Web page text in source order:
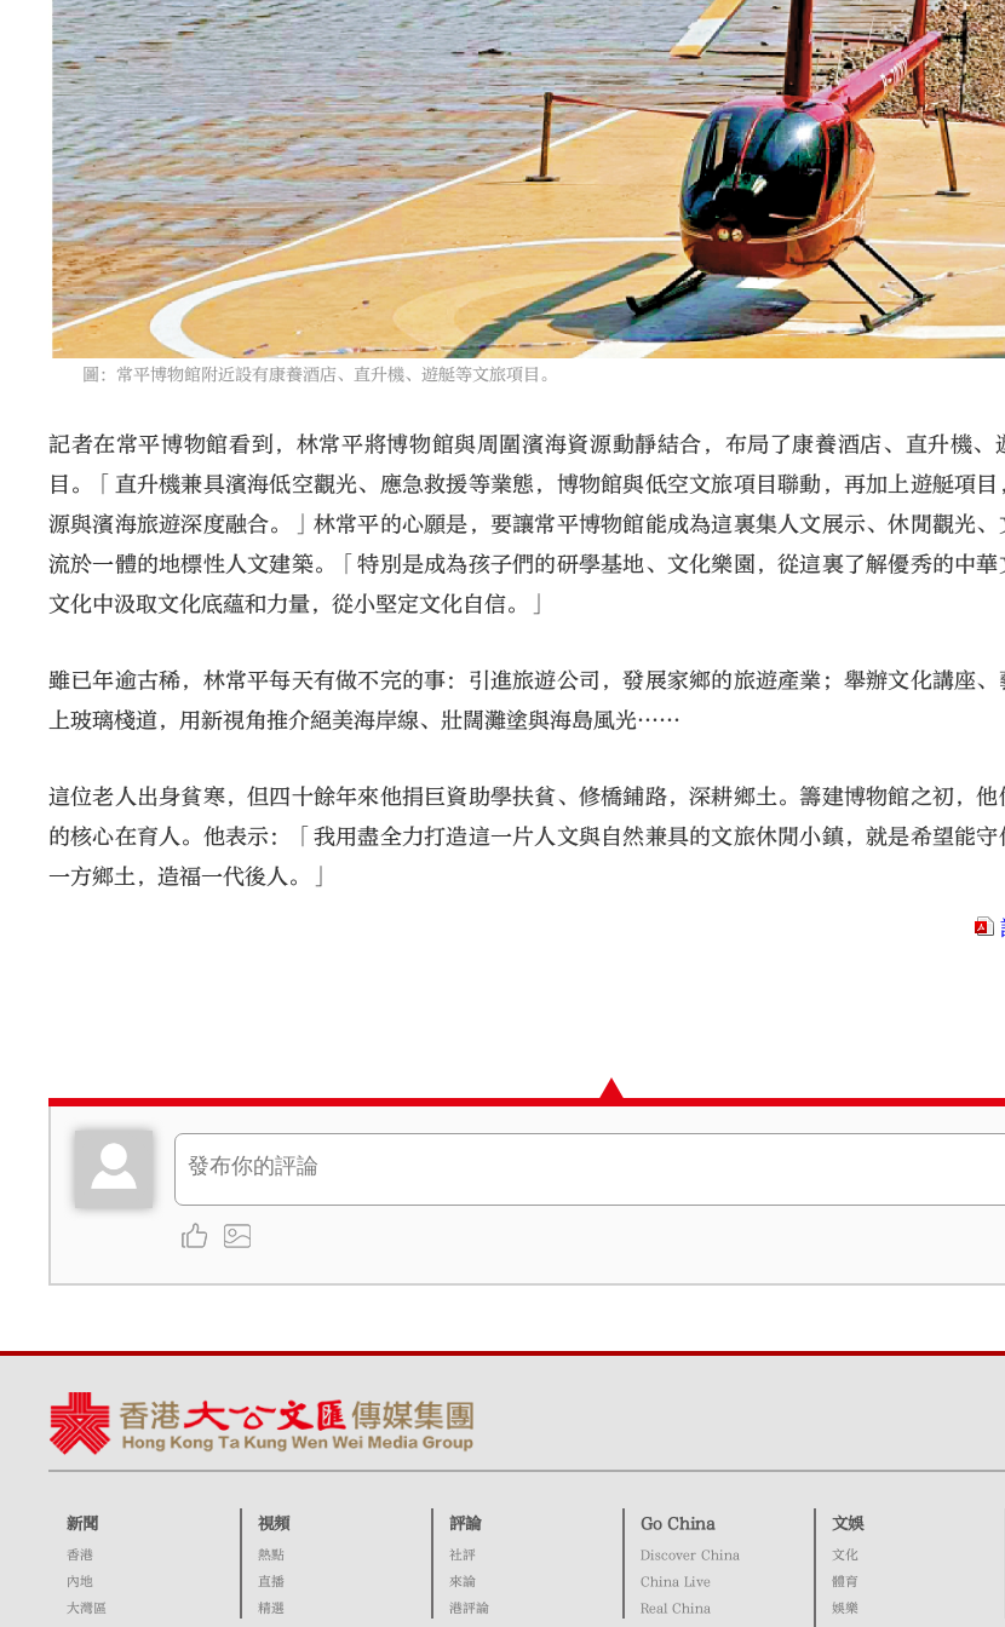
圖：常平博物館附近設有康養酒店、直升機、遊艇等文旅項目。
記者在常平博物館看到，林常平將博物館與周圍濱海資源動靜結合，布局了康養酒店、直升機、
目。「直升機兼具濱海低空觀光、應急救援等業態，博物館與低空文旅項目聯動，再加上遊艇項
源與濱海旅遊深度融合。」林常平的心願是，要讓常平博物館能成為這裏集人文展示、休閒觀光
流於一體的地標性人文建築。「特別是成為孩子們的研學基地、文化樂園，從這裏了解優秀的中
文化中汲取文化底蘊和力量，從小堅定文化自信。」
雖已年逾古稀，林常平每天有做不完的事：引進旅遊公司，發展家鄉的旅遊產業；舉辦文化講座
上玻璃棧道，用新視角推介絕美海岸線、壯闊灘塗與海島風光……
這位老人出身貧寒，但四十餘年來他捐巨資助學扶貧、修橋鋪路，深耕鄉土。籌建博物館之初，
的核心在育人。他表示：「我用盡全力打造這一片人文與自然兼具的文旅休閒小鎮，就是希望能
一方鄉土，造福一代後人。」
新聞
香港
內地
大灣區
視頻
熱點
直播
精選
評論
社評
來論
港評論
Go China
Discover China
China Live
Real China
文娛
文化
體育
娛樂